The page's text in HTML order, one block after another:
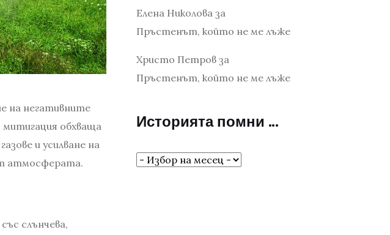
на негативните
обхваща
и усилване на
атмосферата.
слънчева,
Елена Николова за
Пръстенът, който не ме лъже
Христо Петров за
Пръстенът, който не ме лъже
Историята помни …
Историята